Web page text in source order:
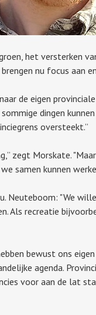
het versterken
nu focus aan
de eigen
dingen
oversteekt.”
zegt Morskate.
samen kunnen
Neuteboom: "We
Als recreatie
bewust ons
agenda.
voor aan de lat